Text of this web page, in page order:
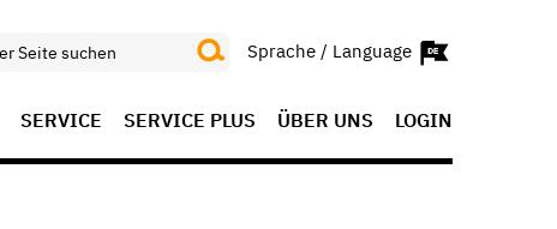
Sprache / Language
SERVICE SERVICE PLUS ÜBER UNS LOGIN